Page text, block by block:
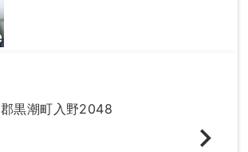
黒潮町入野2048